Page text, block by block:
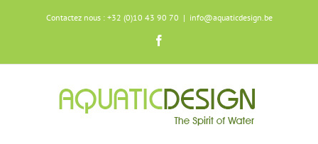
Contactez nous : +32 (0)10 43 90 70 | info@aquaticdesign.be